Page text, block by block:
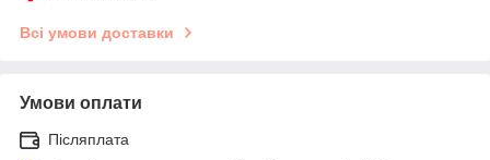
Всі умови доставки
Умови оплати
Післяплата